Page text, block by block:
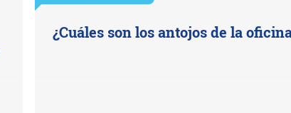
¿Cuáles son los antojos de la